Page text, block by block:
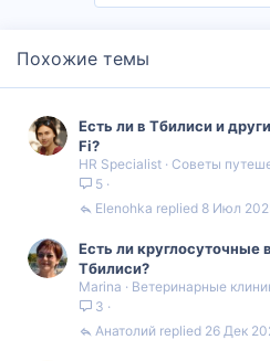
Похожие темы
Есть ли в Тбилиси и
Fi?
HR Specialist Советы
5
8 Июл
Elenohka
Есть ли круглосуточные
Тбилиси?
Marina
Ветеринарные
3
26 Дек
Анатолий